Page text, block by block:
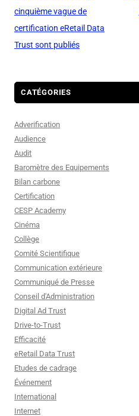
des
articles
cinquième vague de
certification eRetail Data
Trust sont publiés
CATÉGORIES
Adverification
Audience
Audit
Baromètre des Equipements
Bilan carbone
Certification
CESP Academy
Cinéma
Collège
Comité Scientifique
Communication extérieure
Communiqué de Presse
Conseil d'Administration
Digital Ad Trust
Drive-to-Trust
Efficacité
eRetail Data Trust
Etudes de cadrage
Événement
International
Internet